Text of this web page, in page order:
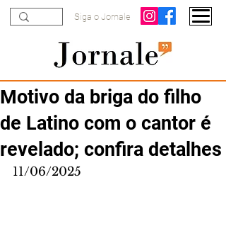
Siga o Jornale
Motivo da briga do filho
de Latino com o cantor é
revelado; confira detalhes
11/06/2025